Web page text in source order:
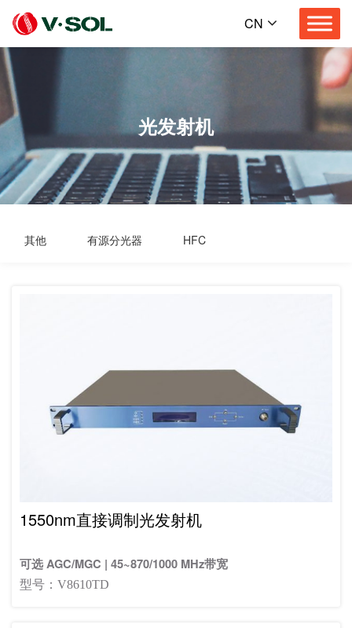
CN
光发射机
其他 有源分光器 HFC
1550nm直接调制光发射机
可选 AGC/MGC | 45~870/1000 MHz带宽
型号：V8610TD